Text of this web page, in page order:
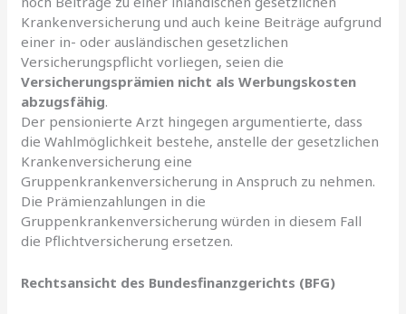
Krankenversicherung und auch keine Beiträge aufgrund
einer in- oder ausländischen gesetzlichen
Versicherungspflicht vorliegen, seien die
Versicherungsprämien nicht als Werbungskosten
abzugsfähig.
Der pensionierte Arzt hingegen argumentierte, dass
die Wahlmöglichkeit bestehe, anstelle der gesetzlichen
Krankenversicherung eine
Gruppenkrankenversicherung in Anspruch zu nehmen.
Die Prämienzahlungen in die
Gruppenkrankenversicherung würden in diesem Fall
die Pflichtversicherung ersetzen.
Rechtsansicht des Bundesfinanzgerichts (BFG)